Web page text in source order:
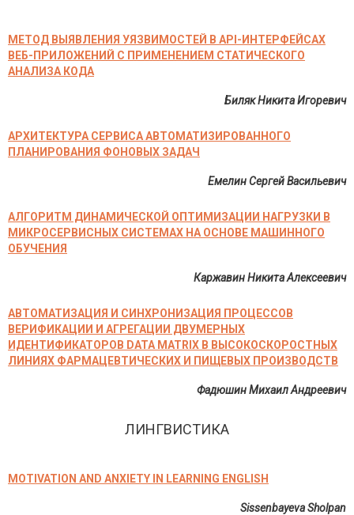
МЕТОД ВЫЯВЛЕНИЯ УЯЗВИМОСТЕЙ В API-ИНТЕРФЕЙСАХ
ВЕБ-ПРИЛОЖЕНИЙ С ПРИМЕНЕНИЕМ СТАТИЧЕСКОГО
АНАЛИЗА КОДА
Биляк Никита Игоревич
АРХИТЕКТУРА СЕРВИСА АВТОМАТИЗИРОВАННОГО
ПЛАНИРОВАНИЯ ФОНОВЫХ ЗАДАЧ
Емелин Сергей Васильевич
АЛГОРИТМ ДИНАМИЧЕСКОЙ ОПТИМИЗАЦИИ НАГРУЗКИ В
МИКРОСЕРВИСНЫХ СИСТЕМАХ НА ОСНОВЕ МАШИННОГО
ОБУЧЕНИЯ
Каржавин Никита Алексеевич
АВТОМАТИЗАЦИЯ И СИНХРОНИЗАЦИЯ ПРОЦЕССОВ
ВЕРИФИКАЦИИ И АГРЕГАЦИИ ДВУМЕРНЫХ
ИДЕНТИФИКАТОРОВ DATA MATRIX В ВЫСОКОСКОРОСТНЫХ
ЛИНИЯХ ФАРМАЦЕВТИЧЕСКИХ И ПИЩЕВЫХ ПРОИЗВОДСТВ
Фадюшин Михаил Андреевич
ЛИНГВИСТИКА
MOTIVATION AND ANXIETY IN LEARNING ENGLISH
Sissenbayeva Sholpan